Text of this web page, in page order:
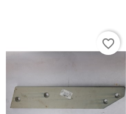
favorite_border